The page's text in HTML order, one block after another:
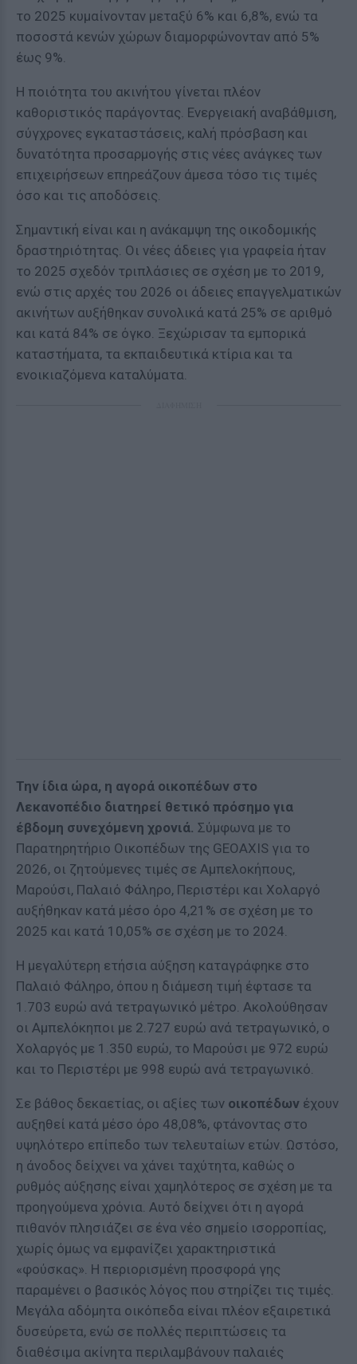
το 2025 κυμαίνονταν μεταξύ 6% και 6,8%, ενώ τα
ποσοστά κενών χώρων διαμορφώνονταν από 5%
έως 9%.
Η ποιότητα του ακινήτου γίνεται πλέον
καθοριστικός παράγοντας. Ενεργειακή αναβάθμιση,
σύγχρονες εγκαταστάσεις, καλή πρόσβαση και
δυνατότητα προσαρμογής στις νέες ανάγκες των
επιχειρήσεων επηρεάζουν άμεσα τόσο τις τιμές
όσο και τις αποδόσεις.
Σημαντική είναι και η ανάκαμψη της οικοδομικής
δραστηριότητας. Οι νέες άδειες για γραφεία ήταν
το 2025 σχεδόν τριπλάσιες σε σχέση με το 2019,
ενώ στις αρχές του 2026 οι άδειες επαγγελματικών
ακινήτων αυξήθηκαν συνολικά κατά 25% σε αριθμό
και κατά 84% σε όγκο. Ξεχώρισαν τα εμπορικά
καταστήματα, τα εκπαιδευτικά κτίρια και τα
ενοικιαζόμενα καταλύματα.
Την ίδια ώρα, η αγορά οικοπέδων στο
Λεκανοπέδιο διατηρεί θετικό πρόσημο για
έβδομη συνεχόμενη χρονιά. Σύμφωνα με το
Παρατηρητήριο Οικοπέδων της GEOAXIS για το
2026, οι ζητούμενες τιμές σε Αμπελοκήπους,
Μαρούσι, Παλαιό Φάληρο, Περιστέρι και Χολαργό
αυξήθηκαν κατά μέσο όρο 4,21% σε σχέση με το
2025 και κατά 10,05% σε σχέση με το 2024.
Η μεγαλύτερη ετήσια αύξηση καταγράφηκε στο
Παλαιό Φάληρο, όπου η διάμεση τιμή έφτασε τα
1.703 ευρώ ανά τετραγωνικό μέτρο. Ακολούθησαν
οι Αμπελόκηποι με 2.727 ευρώ ανά τετραγωνικό, ο
Χολαργός με 1.350 ευρώ, το Μαρούσι με 972 ευρώ
και το Περιστέρι με 998 ευρώ ανά τετραγωνικό.
Σε βάθος δεκαετίας, οι αξίες των οικοπέδων έχουν
αυξηθεί κατά μέσο όρο 48,08%, φτάνοντας στο
υψηλότερο επίπεδο των τελευταίων ετών. Ωστόσο,
η άνοδος δείχνει να χάνει ταχύτητα, καθώς ο
ρυθμός αύξησης είναι χαμηλότερος σε σχέση με τα
προηγούμενα χρόνια. Αυτό δείχνει ότι η αγορά
πιθανόν πλησιάζει σε ένα νέο σημείο ισορροπίας,
χωρίς όμως να εμφανίζει χαρακτηριστικά
«φούσκας». Η περιορισμένη προσφορά γης
παραμένει ο βασικός λόγος που στηρίζει τις τιμές.
Μεγάλα αδόμητα οικόπεδα είναι πλέον εξαιρετικά
δυσεύρετα, ενώ σε πολλές περιπτώσεις τα
διαθέσιμα ακίνητα περιλαμβάνουν παλαιές